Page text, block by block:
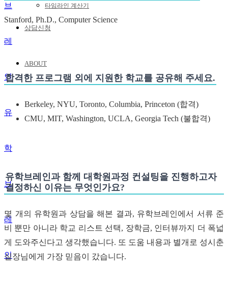
유
학
브
레
인
타임라인 계산기
상담신청
ABOUT
Stanford, Ph.D., Computer Science
합격한 프로그램 외에 지원한 학교를 공유해 주세요.
Berkeley, NYU, Toronto, Columbia, Princeton (합격)
CMU, MIT, Washington, UCLA, Georgia Tech (불합격)
유학브레인과 함께 대학원과정 컨설팅을 진행하고자
결정하신 이유는 무엇인가요?
몇 개의 유학원과 상담을 해본 결과, 유학브레인에서 서류 준
비 뿐만 아니라 학교 리스트 선택, 장학금, 인터뷰까지 더 폭넓
게 도와주신다고 생각했습니다. 또 도움 내용과 별개로 성시춘
실장님에게 가장 믿음이 갔습니다.